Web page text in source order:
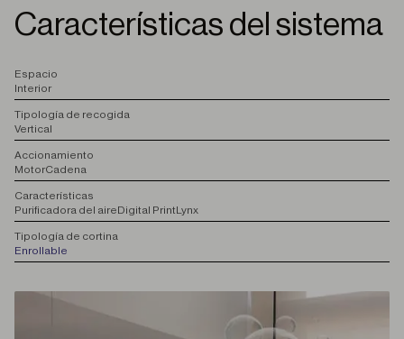
Características del sistema
Espacio
Interior
Tipología de recogida
Vertical
Accionamiento
MotorCadena
Características
Purificadora del aireDigital PrintLynx
Tipología de cortina
Enrollable